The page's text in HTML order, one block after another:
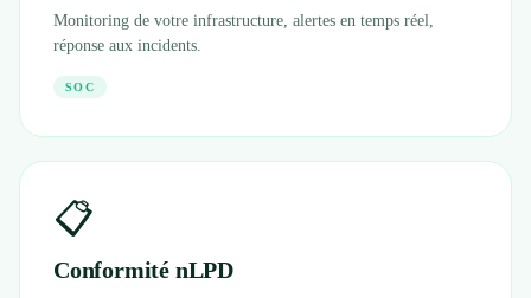
Monitoring de votre infrastructure, alertes en temps réel,
réponse aux incidents.
SOC
📋
Conformité nLPD